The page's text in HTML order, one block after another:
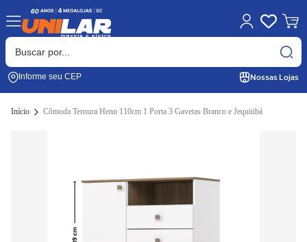
Informe seu CEP Nossas Lojas
Início Cômoda Ternura Henn 110cm 1 Porta 3 Gavetas Branco e Jequitibá